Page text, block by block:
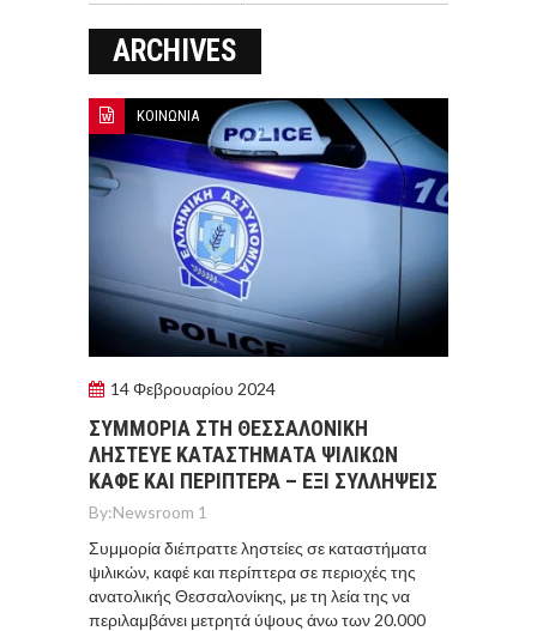
ARCHIVES
ΚΟΙΝΩΝΙΑ
14 Φεβρουαρίου 2024
ΣΥΜΜΟΡΙΑ ΣΤΗ ΘΕΣΣΑΛΟΝΙΚΗ
ΛΗΣΤΕΥΕ ΚΑΤΑΣΤΗΜΑΤΑ ΨΙΛΙΚΩΝ
ΚΑΦΕ ΚΑΙ ΠΕΡΙΠΤΕΡΑ – ΕΞΙ ΣΥΛΛΗΨΕΙΣ
By:Newsroom 1
Συμμορία διέπραττε ληστείες σε καταστήματα
ψιλικών, καφέ και περίπτερα σε περιοχές της
ανατολικής Θεσσαλονίκης, με τη λεία της να
περιλαμβάνει μετρητά ύψους άνω των 20.000